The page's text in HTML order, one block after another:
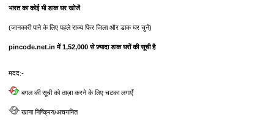
भारत का कोई भी डाक घर खोजें
(जानकारी पाने के लिए पहले राज्य फिर जिला और डाक घर चुनें)
pincode.net.in में 1,52,000 से ज़्यादा डाक घरों की सूची है
मदद:-
बगल की सूची को ताज़ा करने के लिए चटका लगाएँ
खाना निष्क्रिय/अचयनित